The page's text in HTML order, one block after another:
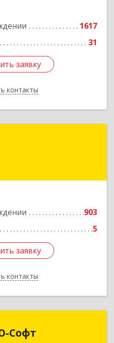
1617
31
заявку
контакты
заявку
903
5
заявку
контакты
пер, дом №
заявку
Софт
Ю-Софт